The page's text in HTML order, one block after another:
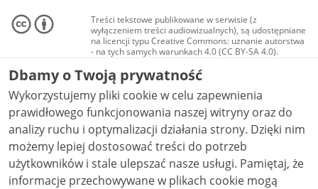
Treści tekstowe publikowane w serwisie (z
wyłączeniem treści audiowizualnych), są udostępniane
na licencji typu Creative Commons: uznanie autorstwa
- na tych samych warunkach 4.0 (CC BY-SA 4.0).
Materiały audiowizualne, w tym zdjęcia, materiały
audio i wideo, są udostępniane na licencji typu
Creative Commons: uznanie autorstwa użycie
niekomercyjne - bez utworów zależnych 4.0 (CC BY-
NC-ND 4.0), o ile nie jest to stwierdzone inaczej.
Dbamy o Twoją prywatność
Wykorzystujemy pliki cookie w celu zapewnienia
prawidłowego funkcjonowania naszej witryny oraz do
analizy ruchu i optymalizacji działania strony. Dzięki nim
możemy lepiej dostosować treści do potrzeb
użytkowników i stale ulepszać nasze usługi. Pamiętaj, że
informacje przechowywane w plikach cookie mogą